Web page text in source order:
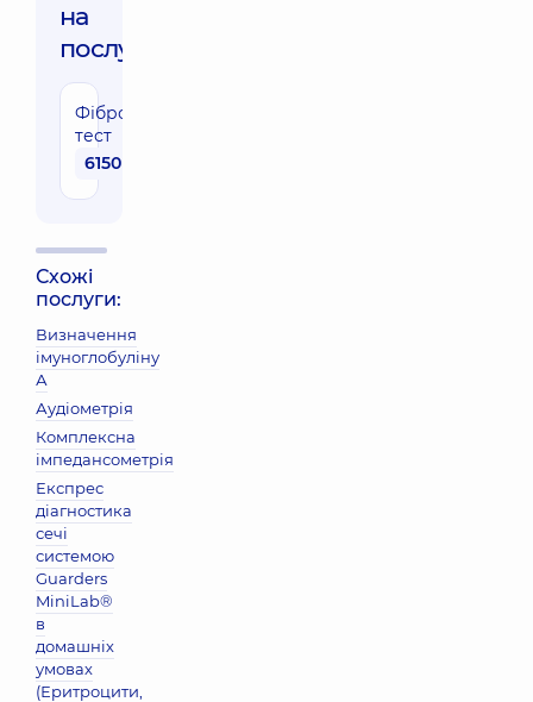
на
послуги:
Фібромакс-
тест
6150 грн
Схожі
послуги:
Визначення
імуноглобуліну
А
Аудіометрія
Комплексна
імпедансометрія
Експрес
діагностика
сечі
системою
Guarders
MiniLab®
в
домашніх
умовах
(Еритроцити,